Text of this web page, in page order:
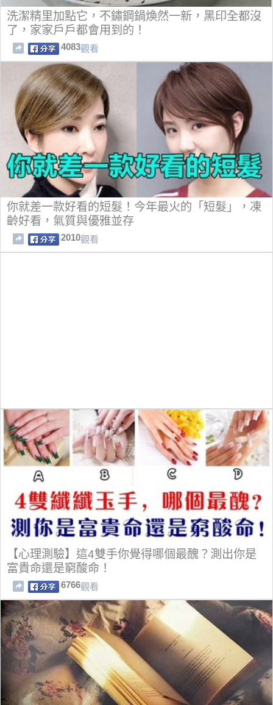
洗潔精里加點它，不鏽鋼鍋煥然一新，黑印全都沒
了，家家戶戶都會用到的！
4083觀看
你就差一款好看的短髮！今年最火的「短髮」，凍
齡好看，氣質與優雅並存
2010觀看
【心理測驗】這4雙手你覺得哪個最醜？測出你是
富貴命還是窮酸命！
6766觀看